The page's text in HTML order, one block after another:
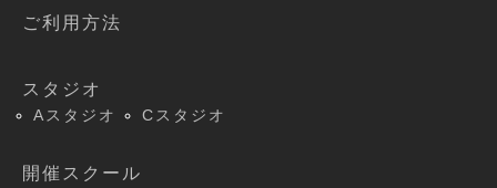
ご利用方法
スタジオ
Aスタジオ Cスタジオ
開催スクール